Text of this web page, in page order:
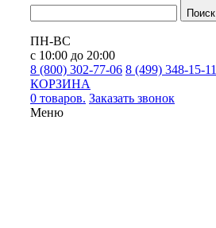
Поиск
ПН-ВС
с 10:00 до 20:00
8 (800) 302-77-06 8 (499) 348-15-11
КОРЗИНА
0 товаров. Заказать звонок
Меню